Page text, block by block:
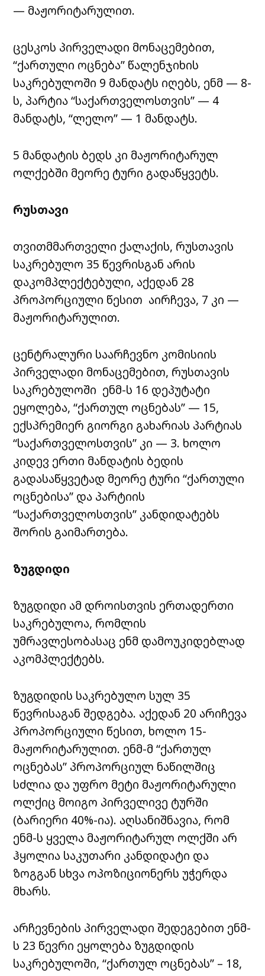
— მაჟორიტარულით.
ცესკოს პირველადი მონაცემებით,
“ქართული ოცნება” წალენჯიხის
საკრებულოში 9 მანდატს იღებს, ენმ — 8-
ს, პარტია “საქართველოსთვის” — 4
მანდატს, “ლელო” — 1 მანდატს.
5 მანდატის ბედს კი მაჟორიტარულ
ოლქებში მეორე ტური გადაწყვეტს.
რუსთავი
თვითმმართველი ქალაქის, რუსთავის
საკრებულო 35 წევრისგან არის
დაკომპლექტებული, აქედან 28
პროპორციული წესით აირჩევა, 7 კი —
მაჟორიტარულით.
ცენტრალური საარჩევნო კომისიის
პირველადი მონაცემებით, რუსთავის
საკრებულოში ენმ-ს 16 დეპუტატი
ეყოლება, “ქართულ ოცნებას” — 15,
ექსპრემიერ გიორგი გახარიას პარტიას
“საქართველოსთვის” კი — 3. ხოლო
კიდევ ერთი მანდატის ბედის
გადასაწყვეტად მეორე ტური “ქართული
ოცნებისა” და პარტიის
“საქართველოსთვის” კანდიდატებს
შორის გაიმართება.
ზუგდიდი
ზუგდიდი ამ დროისთვის ერთადერთი
საკრებულოა, რომლის
უმრავლესობასაც ენმ დამოუკიდებლად
აკომპლექტებს.
ზუგდიდის საკრებულო სულ 35
წევრისაგან შედგება. აქედან 20 არიჩევა
პროპორციული წესით, ხოლო 15-
მაჟორიტარულით. ენმ-მ “ქართულ
ოცნებას” პროპორციულ ნაწილშიც
სძლია და უფრო მეტი მაჟორიტარული
ოლქიც მოიგო პირველივე ტურში
(ბარიერი 40%-ია). აღსანიშნავია, რომ
ენმ-ს ყველა მაჟორიტარულ ოლქში არ
ჰყოლია საკუთარი კანდიდატი და
ზოგგან სხვა ოპოზიციონერს უჭერდა
მხარს.
არჩევნების პირველადი შედეგებით ენმ-
ს 23 წევრი ეყოლება ზუგდიდის
საკრებულოში, “ქართულ ოცნებას” – 18,